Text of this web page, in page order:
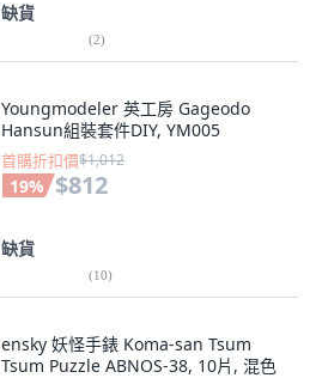
缺貨
(2)
Youngmodeler 英工房 Gageodo
Hansun組裝套件DIY, YM005
首購折扣價$1,012
19% $812
缺貨
(10)
ensky 妖怪手錶 Koma-san Tsum
Tsum Puzzle ABNOS-38, 10片, 混色